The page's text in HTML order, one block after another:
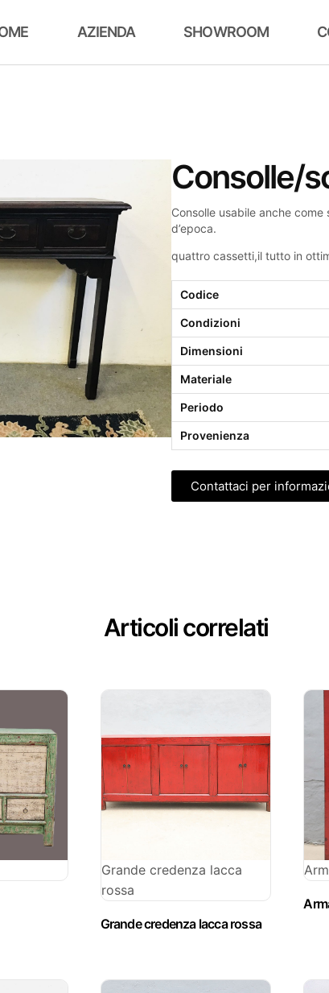
AZIENDA SHOWROOM
Consolle/
Consolle usabile anche
d’epoca.
quattro cassetti,il tutto in
Codice
Condizioni
Dimensioni
Materiale
Periodo
Provenienza
Contattaci per
Articoli correlati
Grande credenza lacca
rossa
Grande credenza lacca rossa